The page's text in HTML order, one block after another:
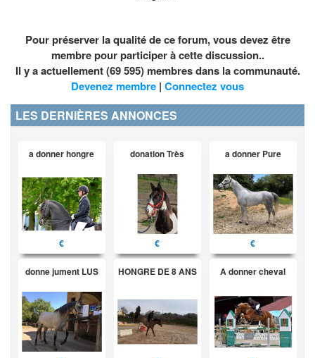
Pour préserver la qualité de ce forum, vous devez être
membre pour participer à cette discussion..
Il y a actuellement (69 595) membres dans la communauté.
Devenez membre | Connectez vous
LES DERNIÈRES ANNONCES
a donner hongre
€
donation Très
€
a donner Pure
€
donne jument LUS HONGRE DE 8 ANS A donner cheval